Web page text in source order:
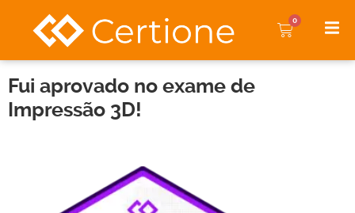
0
Fui aprovado no exame de
Impressão 3D!